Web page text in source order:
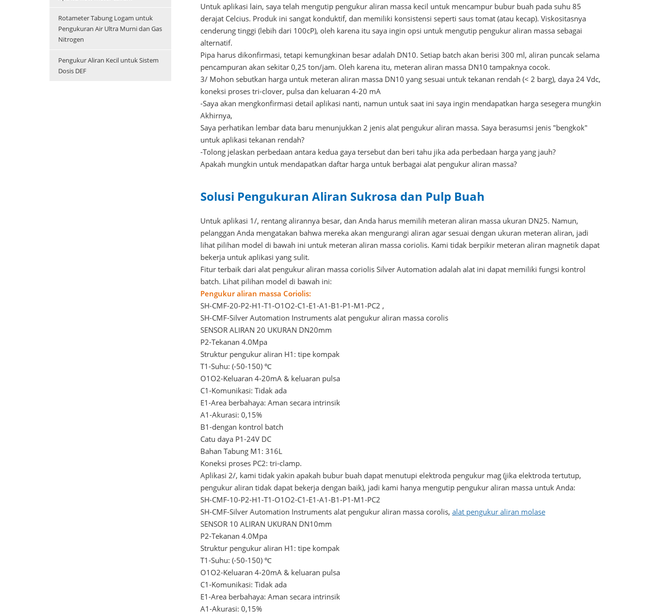
Rotameter Tabung Logam untuk
Pengukuran Air Ultra Murni dan Gas
Nitrogen
Pengukur Aliran Kecil untuk Sistem
Dosis DEF
Untuk aplikasi lain, saya telah mengutip pengukur aliran massa kecil untuk mencampur bubur buah pada suhu 85
derajat Celcius. Produk ini sangat konduktif, dan memiliki konsistensi seperti saus tomat (atau kecap). Viskositasnya
cenderung tinggi (lebih dari 100cP), oleh karena itu saya ingin opsi untuk mengutip pengukur aliran massa sebagai
alternatif.
Pipa harus dikonfirmasi, tetapi kemungkinan besar adalah DN10. Setiap batch akan berisi 300 ml, aliran puncak selama
pencampuran akan sekitar 0,25 ton/jam. Oleh karena itu, meteran aliran massa DN10 tampaknya cocok.
3/ Mohon sebutkan harga untuk meteran aliran massa DN10 yang sesuai untuk tekanan rendah (< 2 barg), daya 24 Vdc,
koneksi proses tri-clover, pulsa dan keluaran 4-20 mA
-Saya akan mengkonfirmasi detail aplikasi nanti, namun untuk saat ini saya ingin mendapatkan harga sesegera mungkin
Akhirnya,
Saya perhatikan lembar data baru menunjukkan 2 jenis alat pengukur aliran massa. Saya berasumsi jenis "bengkok"
untuk aplikasi tekanan rendah?
-Tolong jelaskan perbedaan antara kedua gaya tersebut dan beri tahu jika ada perbedaan harga yang jauh?
Apakah mungkin untuk mendapatkan daftar harga untuk berbagai alat pengukur aliran massa?
Solusi Pengukuran Aliran Sukrosa dan Pulp Buah
Untuk aplikasi 1/, rentang alirannya besar, dan Anda harus memilih meteran aliran massa ukuran DN25. Namun,
pelanggan Anda mengatakan bahwa mereka akan mengurangi aliran agar sesuai dengan ukuran meteran aliran, jadi
lihat pilihan model di bawah ini untuk meteran aliran massa coriolis. Kami tidak berpikir meteran aliran magnetik dapat
bekerja untuk aplikasi yang sulit.
Fitur terbaik dari alat pengukur aliran massa coriolis Silver Automation adalah alat ini dapat memiliki fungsi kontrol
batch. Lihat pilihan model di bawah ini:
Pengukur aliran massa Coriolis:
SH-CMF-20-P2-H1-T1-O1O2-C1-E1-A1-B1-P1-M1-PC2 ,
SH-CMF-Silver Automation Instruments alat pengukur aliran massa corolis
SENSOR ALIRAN 20 UKURAN DN20mm
P2-Tekanan 4.0Mpa
Struktur pengukur aliran H1: tipe kompak
T1-Suhu: (-50-150) ℃
O1O2-Keluaran 4-20mA & keluaran pulsa
C1-Komunikasi: Tidak ada
E1-Area berbahaya: Aman secara intrinsik
A1-Akurasi: 0,15%
B1-dengan kontrol batch
Catu daya P1-24V DC
Bahan Tabung M1: 316L
Koneksi proses PC2: tri-clamp.
Aplikasi 2/, kami tidak yakin apakah bubur buah dapat menutupi elektroda pengukur mag (jika elektroda tertutup,
pengukur aliran tidak dapat bekerja dengan baik), jadi kami hanya mengutip pengukur aliran massa untuk Anda:
SH-CMF-10-P2-H1-T1-O1O2-C1-E1-A1-B1-P1-M1-PC2
SH-CMF-Silver Automation Instruments alat pengukur aliran massa corolis, alat pengukur aliran molase
SENSOR 10 ALIRAN UKURAN DN10mm
P2-Tekanan 4.0Mpa
Struktur pengukur aliran H1: tipe kompak
T1-Suhu: (-50-150) ℃
O1O2-Keluaran 4-20mA & keluaran pulsa
C1-Komunikasi: Tidak ada
E1-Area berbahaya: Aman secara intrinsik
A1-Akurasi: 0,15%